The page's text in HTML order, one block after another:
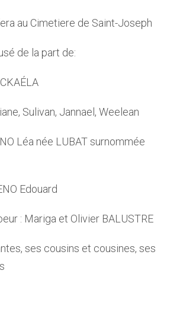
au Cimetiere de Saint-Joseph
de la part de:
Sulivan, Jannael, Weelean
Léa née LUBAT surnommée
Edouard
: Mariga et Olivier BALUSTRE
ses cousins et cousines, ses